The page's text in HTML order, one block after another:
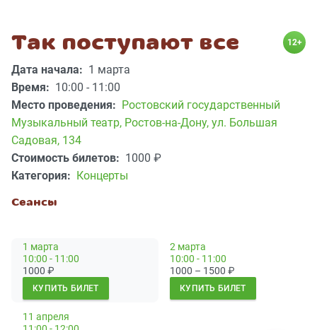
Так поступают все 12+
Дата начала: 1 марта
Время: 10:00 - 11:00
Место проведения: Ростовский государственный
Музыкальный театр, Ростов-на-Дону, ул. Большая
Садовая, 134
Стоимость билетов: 1000 ₽
Категория:
Концерты
Сеансы
1 марта
10:00 - 11:00
1000 ₽
КУПИТЬ БИЛЕТ
2 марта
10:00 - 11:00
1000 – 1500 ₽
КУПИТЬ БИЛЕТ
11 апреля